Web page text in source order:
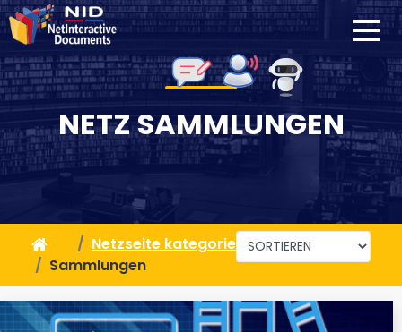
NETZ SAMMLUNGEN
Netzseite kategorien
Sammlungen